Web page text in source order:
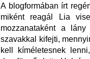
A blogformában írt
miként reagál Lia
mozzanataként a
szavakkal kifejti,
kell kíméletesnek